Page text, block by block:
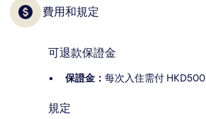
費用和規定
可退款保證金
保證金： 每次入住需付 HKD500
規定